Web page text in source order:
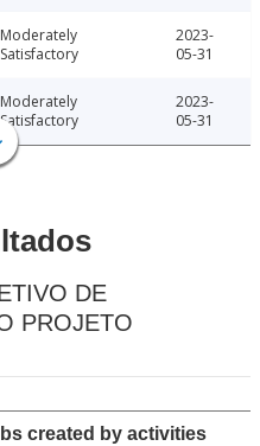
Moderately
Satisfactory
2023-
05-31
Moderately
Satisfactory
2023-
05-31
DE
PROJETO
created by activities